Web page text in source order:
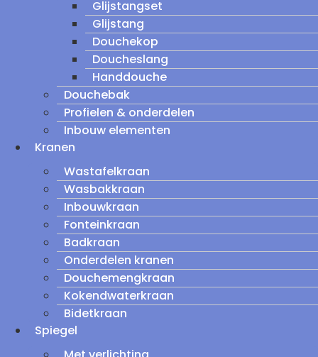
Glijstangset
Glijstang
Douchekop
Doucheslang
Handdouche
Douchebak
Profielen & onderdelen
Inbouw elementen
Kranen
Wastafelkraan
Wasbakkraan
Inbouwkraan
Fonteinkraan
Badkraan
Onderdelen kranen
Douchemengkraan
Kokendwaterkraan
Bidetkraan
Spiegel